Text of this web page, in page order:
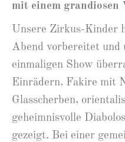
mit einem grandiosen
Unsere Zirkus-Kinder
Abend vorbereitet und
einmaligen Show
Einrädern, Fakire mit
Glasscherben,
geheimnisvolle
gezeigt. Bei einer